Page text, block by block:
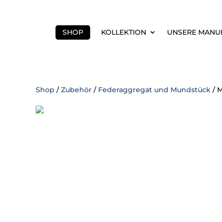
SHOP KOLLEKTION UNSERE
Shop /Zubehör / Federaggregat und Mundstück /